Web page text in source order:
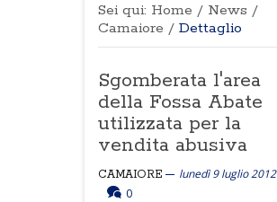
Sei qui: Home / News /
Camaiore / Dettaglio
Sgomberata l'area
della Fossa Abate
utilizzata per la
vendita abusiva
CAMAIORE
lunedì 9 luglio 2012
0